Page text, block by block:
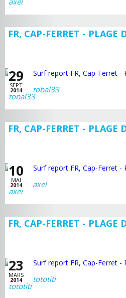
FR, CAP-FERRET - PLAGE
29
SEPT
2014
tobal33
FR, CAP-FERRET - PLAGE
10
MAI
2014
axel
FR, CAP-FERRET - PLAGE
23
MARS
2014
tototiti